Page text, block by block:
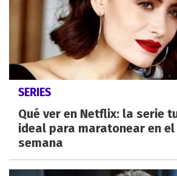
SERIES
Qué ver en Netflix: la serie
ideal para maratonear en
semana